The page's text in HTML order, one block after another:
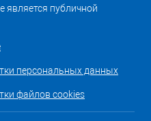
является публичной
персональных данных
файлов cookies